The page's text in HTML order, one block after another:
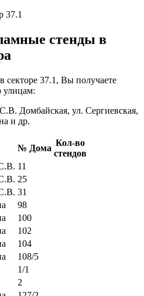
37.1
стенды в
секторе 37.1, Вы получаете
улицам:
Домбайская, ул. Сергиевская,
и др.
№ Дома
Кол-во
стендов
11
25
31
98
100
102
104
108/5
1/1
2